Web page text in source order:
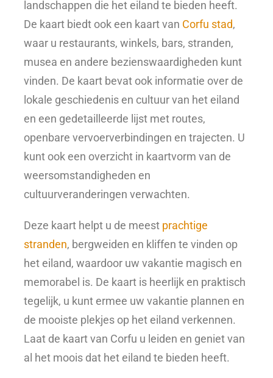
landschappen die het eiland te bieden heeft.
De kaart biedt ook een kaart van Corfu stad,
waar u restaurants, winkels, bars, stranden,
musea en andere bezienswaardigheden kunt
vinden. De kaart bevat ook informatie over de
lokale geschiedenis en cultuur van het eiland
en een gedetailleerde lijst met routes,
openbare vervoerverbindingen en trajecten. U
kunt ook een overzicht in kaartvorm van de
weersomstandigheden en
cultuurveranderingen verwachten.
Deze kaart helpt u de meest prachtige
stranden, bergweiden en kliffen te vinden op
het eiland, waardoor uw vakantie magisch en
memorabel is. De kaart is heerlijk en praktisch
tegelijk, u kunt ermee uw vakantie plannen en
de mooiste plekjes op het eiland verkennen.
Laat de kaart van Corfu u leiden en geniet van
al het moois dat het eiland te bieden heeft.